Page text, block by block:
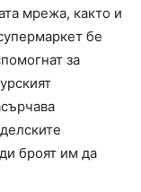
мрежа, както и
бе
за
броят им да